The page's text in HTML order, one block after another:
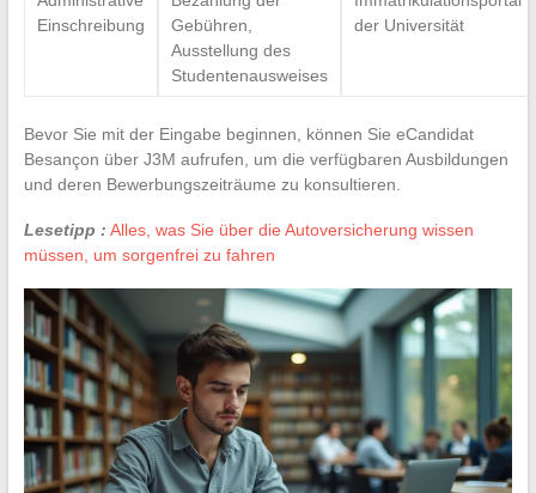
Einschreibung
Gebühren,
Ausstellung des
Studentenausweises
der Universität
Bevor Sie mit der Eingabe beginnen, können Sie eCandidat
Besançon über J3M aufrufen, um die verfügbaren Ausbildungen
und deren Bewerbungszeiträume zu konsultieren.
Lesetipp : Alles, was Sie über die Autoversicherung wissen
müssen, um sorgenfrei zu fahren